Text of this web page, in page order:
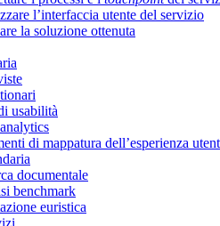
l’interfaccia utente del servizio
la soluzione ottenuta
usabilità
di mappatura dell’esperienza
documentale
benchmark
euristica